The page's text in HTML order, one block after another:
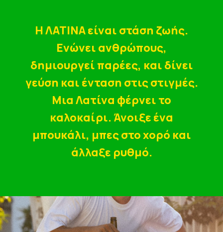
Η ΛΑΤΙΝΑ είναι στάση ζωής.
Eνώνει ανθρώπους,
δημιουργεί παρέες, και δίνει
γεύση και ένταση στις στιγμές.
Μια Λατίνα φέρνει το
καλοκαίρι. Άνοιξε ένα
μπουκάλι, μπες στο χορό και
άλλαξε ρυθμό.